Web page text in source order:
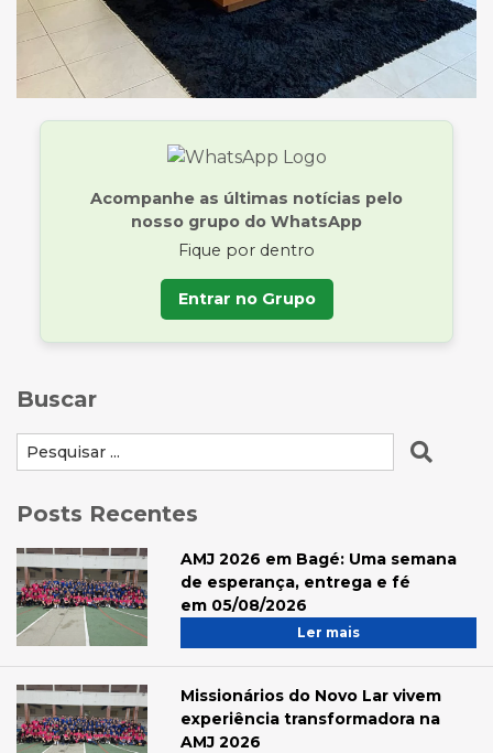
Acompanhe as últimas notícias pelo
nosso grupo do WhatsApp
Fique por dentro
Entrar no Grupo
Buscar
Posts Recentes
AMJ 2026 em Bagé: Uma semana
de esperança, entrega e fé
em 05/08/2026
Ler mais
Missionários do Novo Lar vivem
experiência transformadora na
AMJ 2026